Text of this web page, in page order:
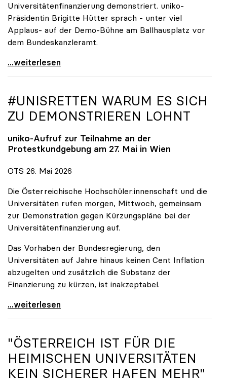
Universitätenfinanzierung demonstriert. uniko-
Präsidentin Brigitte Hütter sprach - unter viel
Applaus- auf der Demo-Bühne am Ballhausplatz vor
dem Bundeskanzleramt.
\"Wir nehmen es nicht hin\": Rede von
...weiterlesen
#UNISRETTEN WARUM ES SICH
ZU DEMONSTRIEREN LOHNT
uniko-Aufruf zur Teilnahme an der
Protestkundgebung am 27. Mai in Wien
OTS 26. Mai 2026
Die Österreichische Hochschüler:innenschaft und die
Universitäten rufen morgen, Mittwoch, gemeinsam
zur Demonstration gegen Kürzungspläne bei der
Universitätenfinanzierung auf.
Das Vorhaben der Bundesregierung, den
Universitäten auf Jahre hinaus keinen Cent Inflation
abzugelten und zusätzlich die Substanz der
Finanzierung zu kürzen, ist inakzeptabel.
#UnisRetten Warum es sich zu demonstrieren lohnt
...weiterlesen
"ÖSTERREICH IST FÜR DIE
HEIMISCHEN UNIVERSITÄTEN
KEIN SICHERER HAFEN MEHR"